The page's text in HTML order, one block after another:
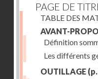
PAGE DE
TABLE DES
AVANT-
Définition
Les différents
OUTILLAGE